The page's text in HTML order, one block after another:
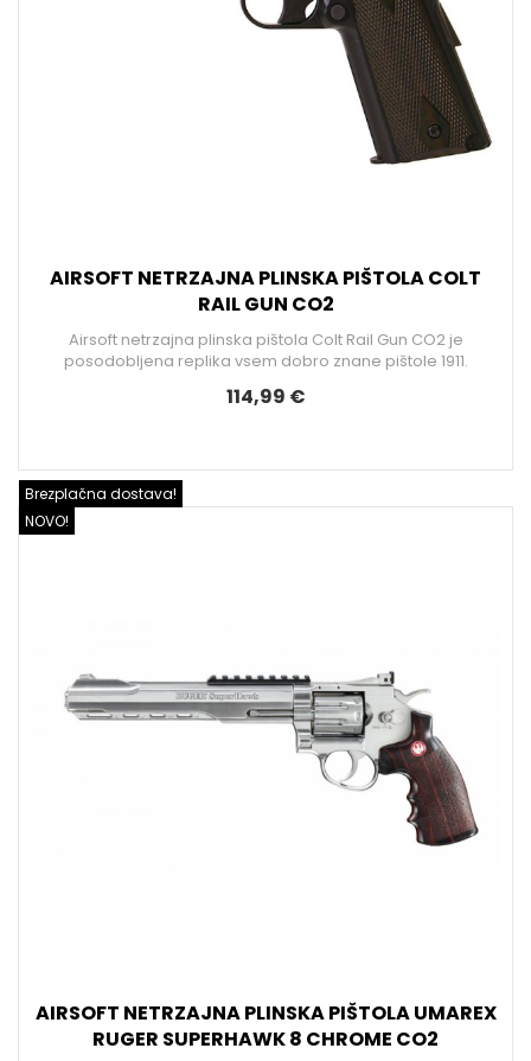
AIRSOFT NETRZAJNA PLINSKA PIŠTOLA COLT
RAIL GUN CO2
Airsoft netrzajna plinska pištola Colt Rail Gun CO2 je
posodobljena replika vsem dobro znane pištole 1911.
114,99 €
NOVO!
Brezplačna dostava!
AIRSOFT NETRZAJNA PLINSKA PIŠTOLA UMAREX
RUGER SUPERHAWK 8 CHROME CO2